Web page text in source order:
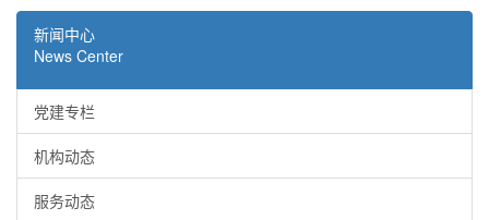
新闻中心
News Center
党建专栏
机构动态
服务动态